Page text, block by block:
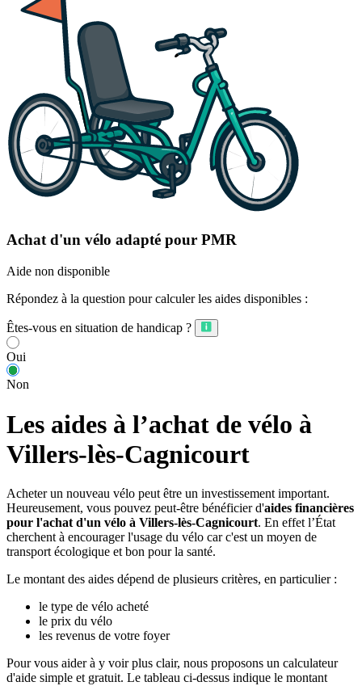
Achat d'un vélo adapté pour PMR
Aide non disponible
Répondez à la question pour calculer les aides disponibles :
Êtes-vous en situation de handicap ?
Oui
Non
Les aides à l’achat de vélo à
Villers-lès-Cagnicourt
Acheter un nouveau vélo peut être un investissement important.
Heureusement, vous pouvez peut-être bénéficier d'aides financières
pour l'achat d'un vélo à Villers-lès-Cagnicourt. En effet l’État
cherchent à encourager l'usage du vélo car c'est un moyen de
transport écologique et bon pour la santé.
Le montant des aides dépend de plusieurs critères, en particulier :
le type de vélo acheté
le prix du vélo
les revenus de votre foyer
Pour vous aider à y voir plus clair, nous proposons un calculateur
d'aide simple et gratuit. Le tableau ci-dessus indique le montant